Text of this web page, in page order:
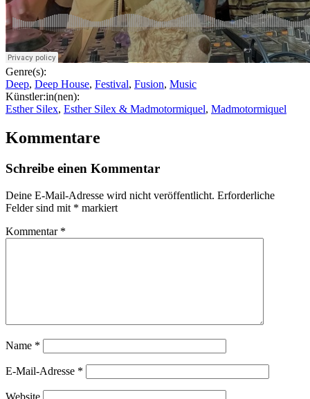
Genre(s):
Deep, Deep House, Festival, Fusion, Music
Künstler:in(nen):
Esther Silex, Esther Silex & Madmotormiquel, Madmotormiquel
Kommentare
Schreibe einen Kommentar
Deine E-Mail-Adresse wird nicht veröffentlicht. Erforderliche
Felder sind mit * markiert
Kommentar *
Name *
E-Mail-Adresse *
Website